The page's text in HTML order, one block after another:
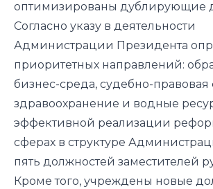
оптимизированы дублирующие
Согласно указу в деятельности
Администрации Президента
приоритетных направлений:
бизнес-среда, судебно-правовая
здравоохранение и водные
эффективной реализации
сферах в структуре
пять должностей заместителей
Кроме того, учреждены новые